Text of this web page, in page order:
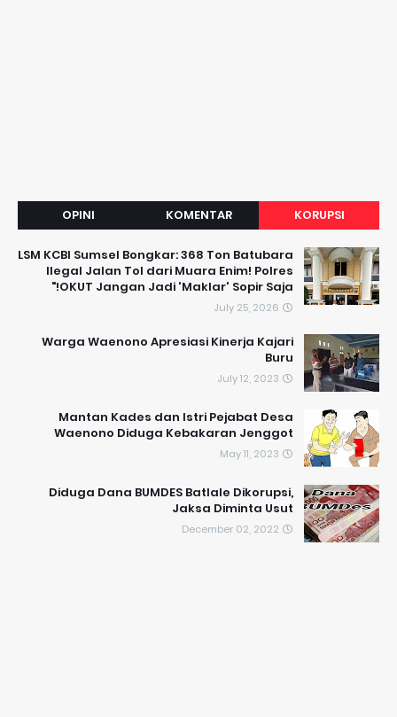
KORUPSI
KOMENTAR
OPINI
LSM KCBI Sumsel Bongkar: 368 Ton Batubara
Ilegal Jalan Tol dari Muara Enim! Polres
OKUT Jangan Jadi 'Maklar' Sopir Saja!"
July 25, 2026
Warga Waenono Apresiasi Kinerja Kajari
Buru
July 12, 2023
Mantan Kades dan Istri Pejabat Desa
Waenono Diduga Kebakaran Jenggot
May 11, 2023
Diduga Dana BUMDES Batlale Dikorupsi,
Jaksa Diminta Usut
December 02, 2022